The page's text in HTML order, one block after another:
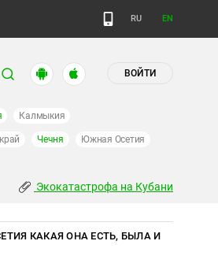
RU EN
ВОЙТИ
Калмыкия
Чечня Южная Осетия
Экокатастрофа на Кубани
КАКАЯ ОНА ЕСТЬ, БЫЛА И